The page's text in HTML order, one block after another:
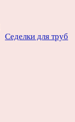
Седелки для труб